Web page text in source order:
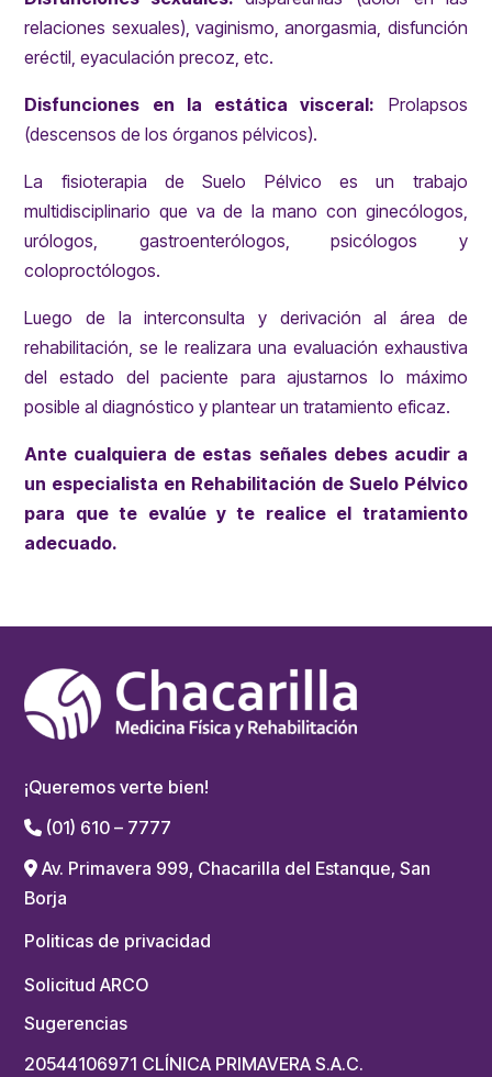
relaciones sexuales), vaginismo, anorgasmia, disfunción
eréctil, eyaculación precoz, etc.
Disfunciones en la estática visceral: Prolapsos
(descensos de los órganos pélvicos).
La fisioterapia de Suelo Pélvico es un trabajo
multidisciplinario que va de la mano con ginecólogos,
urólogos, gastroenterólogos, psicólogos y
coloproctólogos.
Luego de la interconsulta y derivación al área de
rehabilitación, se le realizara una evaluación exhaustiva
del estado del paciente para ajustarnos lo máximo
posible al diagnóstico y plantear un tratamiento eficaz.
Ante cualquiera de estas señales debes acudir a
un especialista en Rehabilitación de Suelo Pélvico
para que te evalúe y te realice el tratamiento
adecuado.
¡Queremos verte bien!
(01) 610 – 7777
Av. Primavera 999, Chacarilla del Estanque, San
Borja
Politicas de privacidad
Solicitud ARCO
Sugerencias
20544106971 CLÍNICA PRIMAVERA S.A.C.